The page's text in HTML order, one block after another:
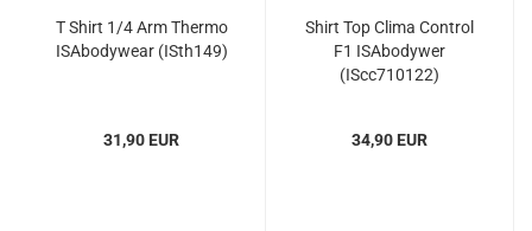
T Shirt 1/4 Arm Thermo
ISAbodywear (ISth149)
31,90 EUR
Shirt Top Clima Control
F1 ISAbodywer
(IScc710122)
34,90 EUR